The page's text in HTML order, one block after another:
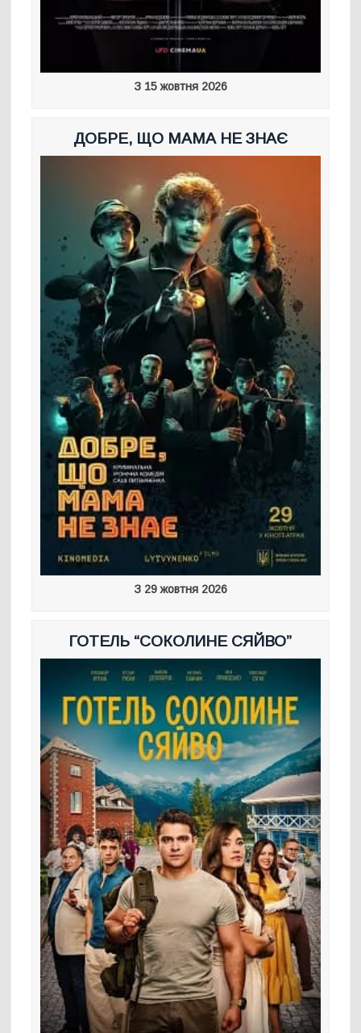
З 15 жовтня 2026
ДОБРЕ, ЩО МАМА НЕ ЗНАЄ
З 29 жовтня 2026
ГОТЕЛЬ “СОКОЛИНЕ СЯЙВО”